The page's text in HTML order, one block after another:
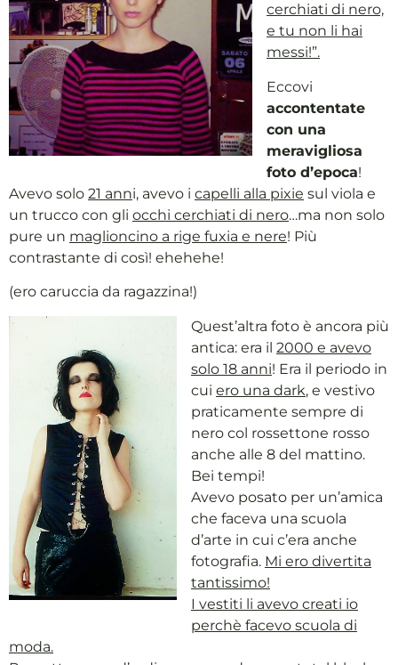
cerchiati di nero,
e tu non li hai
messi!”.
Eccovi
accontentate
con una
meravigliosa
foto d’epoca!
Avevo solo 21 anni, avevo i capelli alla pixie sul viola e
un trucco con gli occhi cerchiati di nero…ma non solo
pure un maglioncino a rige fuxia e nere! Più
contrastante di così! ehehehe!
(ero caruccia da ragazzina!)
Quest’altra foto è ancora più
antica: era il 2000 e avevo
solo 18 anni! Era il periodo in
cui ero una dark, e vestivo
praticamente sempre di
nero col rossettone rosso
anche alle 8 del mattino.
Bei tempi!
Avevo posato per un’amica
che faceva una scuola
d’arte in cui c’era anche
fotografia. Mi ero divertita
tantissimo!
I vestiti li avevo creati io
perchè facevo scuola di
moda.